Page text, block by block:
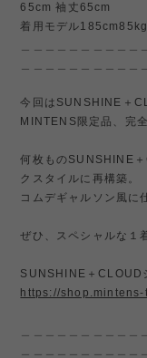
65cm 袖丈65cm
着用モデル
今回はSUNSHINE＋
MINTENS限定品、完
何枚ものSUNSHINE
クスタイルに再構築。
コムデギャルソン風に
ぜひ、スペシャルな１
SUNSHINE＋CLOUD
https://